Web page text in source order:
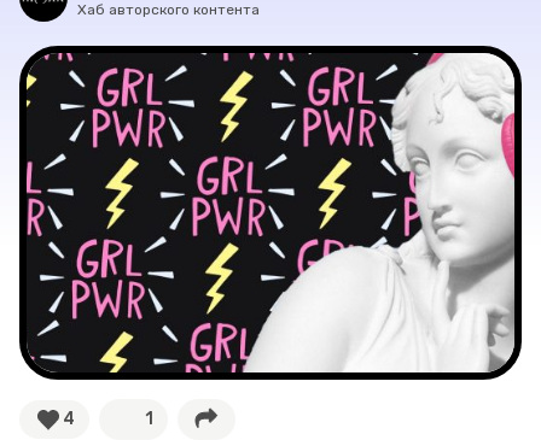
Лучшее
Тесты
Секспросвет
Великие женщины
Тренды
Рецепты
Хаб авторского контента
4 1